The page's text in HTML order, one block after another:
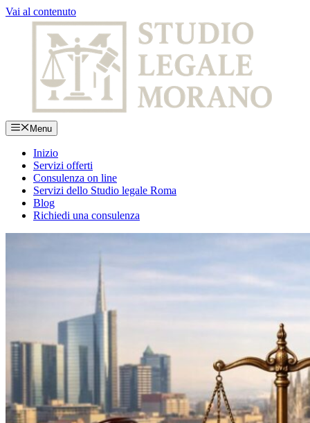
Vai al contenuto
Menu
Inizio
Servizi offerti
Consulenza on line
Servizi dello Studio legale Roma
Blog
Richiedi una consulenza